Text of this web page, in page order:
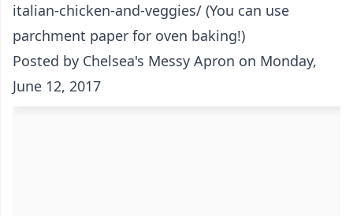
italian-chicken-and-veggies/ (You can use
parchment paper for oven baking!)
Posted by Chelsea's Messy Apron on Monday,
June 12, 2017